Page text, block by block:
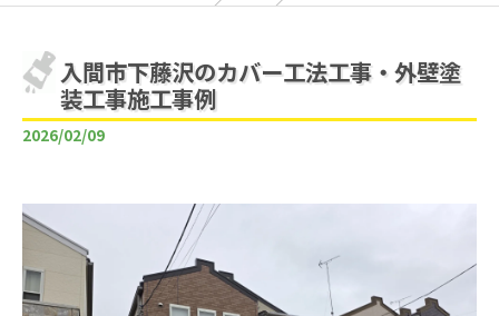
入間市下藤沢のカバー工法工事・外壁塗
装工事施工事例
2026/02/09